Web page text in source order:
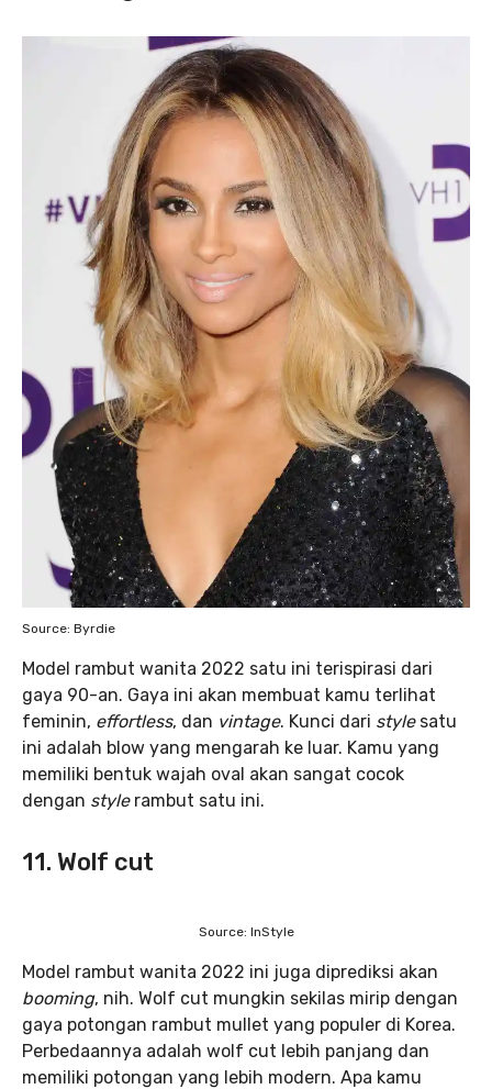
Source: Byrdie
Model rambut wanita 2022 satu ini terispirasi dari
gaya 90-an. Gaya ini akan membuat kamu terlihat
feminin, effortless, dan vintage. Kunci dari stylesatu
ini adalah blow yang mengarah ke luar. Kamu yang
memiliki bentuk wajah oval akan sangat cocok
dengan stylerambut satu ini.
11. Wolf cut
Source: InStyle
Model rambut wanita 2022 ini juga diprediksi akan
booming, nih. Wolf cut mungkin sekilas mirip dengan
gaya potongan rambut mullet yang populer di Korea.
Perbedaannya adalah wolf cut lebih panjang dan
memiliki potongan yang lebih modern. Apa kamu